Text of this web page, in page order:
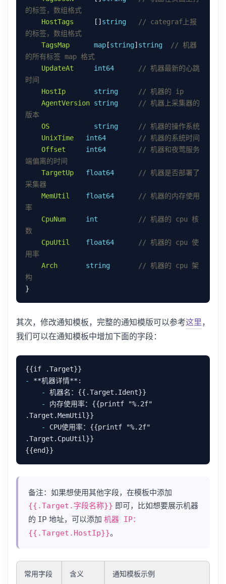
HostTags
     []
string
// categraf上报
TagsMap
map [string] string
// 机器
UpdateAt
int64
// 机器最新的心跳
HostIp
string
AgentVersion string
// 机器上采集器的
OS
string
UnixTime
int64
Offset
int64
// 机器和夜莺服务
TargetUp
float64
// 机器是否部署了
MemUtil
float64
// 机器的内存使用
CpuNum
int
// 机器的 cpu 核
CpuUtil
float64
// 机器的 cpu 使
Arch
string
// 机器的 cpu 架
其次，修改通知模板，完整的通知模版可以参考这里，
我们可以在通知模板中增加下面的字段：
-
-
-
内存使用率：{{printf "%.2f"
-
CPU使用率：{{printf "%.2f"
备注：如果想使用其他字段，在模板中添加
{{.Target.字段名称}} 即可，比如想要展示机器
的 IP 地址，可以添加 机器 IP：
{{.Target.HostIp}}。
常用字段 含义 通知模板示例